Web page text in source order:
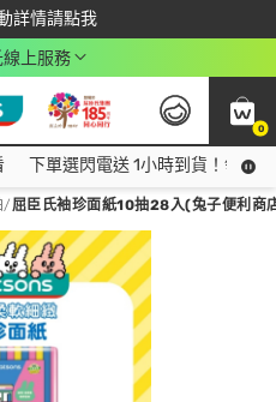
詳情請點我
高回饋$350
線上服務
0
下單選閃電送 1小時到貨！領神
/屈臣氏袖珍面紙10抽28入(兔子便利商